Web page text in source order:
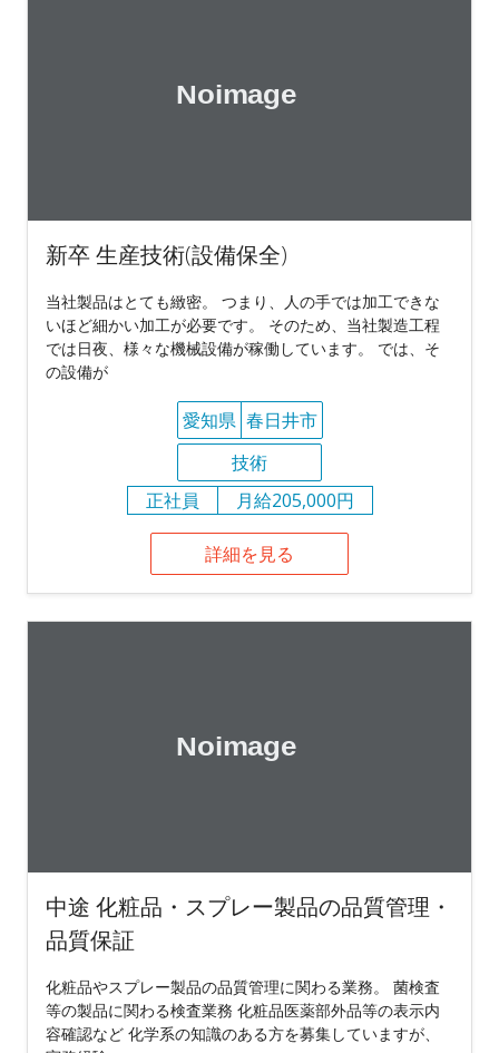
新卒 生産技術(設備保全)
当社製品はとても緻密。 つまり、人の手では加工できな
いほど細かい加工が必要です。 そのため、当社製造工程
では日夜、様々な機械設備が稼働しています。 では、そ
の設備が
愛知県 春日井市
技術
正社員
月給205,000円
詳細を見る
中途 化粧品・スプレー製品の品質管理・
品質保証
化粧品やスプレー製品の品質管理に関わる業務。 菌検査
等の製品に関わる検査業務 化粧品医薬部外品等の表示内
容確認など 化学系の知識のある方を募集していますが、